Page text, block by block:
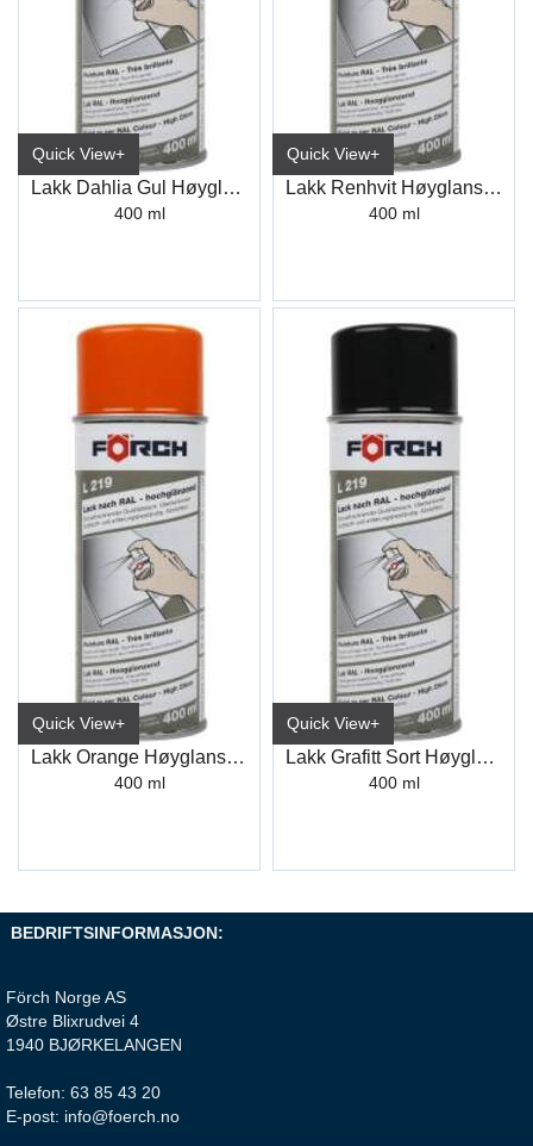
Quick View+
Lakk Dahlia Gul Høyglans L219 R1033
400 ml
Quick View+
Lakk Renhvit Høyglans L219 R9010
400 ml
Quick View+
Lakk Orange Høyglans L219 R2004
400 ml
Quick View+
Lakk Grafitt Sort Høyglans L219 R9011
400 ml
BEDRIFTSINFORMASJON:
Förch Norge AS
Østre Blixrudvei 4
1940 BJØRKELANGEN
Telefon: 63 85 43 20
E-post: info@foerch.no